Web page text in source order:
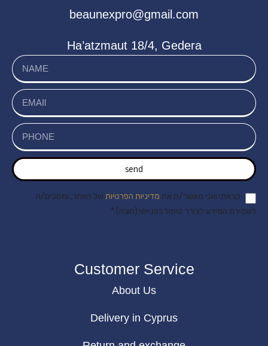
beaunexpro@gmail.com
Ha’atzmaut 18/4, Gedera
send
קראתי ואני מאשר/ת את מדיניות הפרטיות של האתר, ומסכים/ה
לשמירת המידע לצורך טיפול בפנייתי (חובה) *
Customer Service
About Us
Delivery in Cyprus